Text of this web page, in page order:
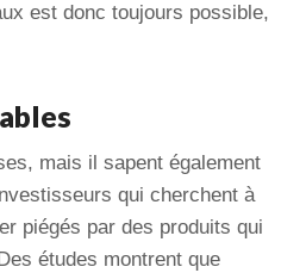
est donc toujours possible,
mais il sapent également
qui cherchent à
piégés par des produits qui
études montrent que